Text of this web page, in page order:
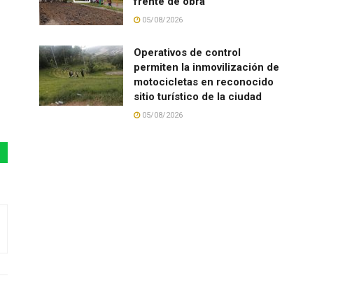
05/08/2026
Operativos de control
permiten la inmovilización de
motocicletas en reconocido
sitio turístico de la ciudad
05/08/2026